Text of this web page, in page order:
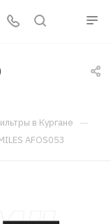
в Кургане —
AFOS053